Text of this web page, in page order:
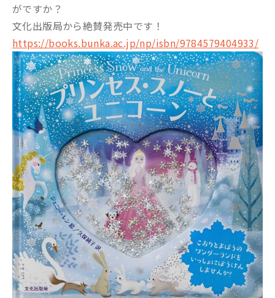
がですか？
文化出版局から絶賛発売中です！
https://books.bunka.ac.jp/np/isbn/9784579404933/